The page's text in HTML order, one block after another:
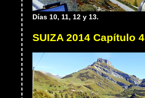
Días 10, 11, 12 y 13.
SUIZA 2014 Capítulo 4